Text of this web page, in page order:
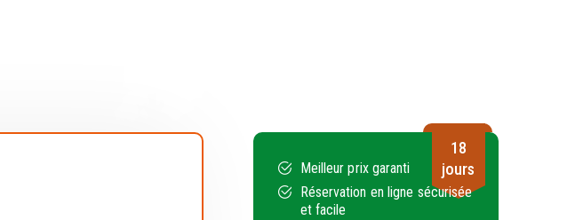
18
jours
Meilleur prix garanti
Réservation en ligne sécurisée
et facile